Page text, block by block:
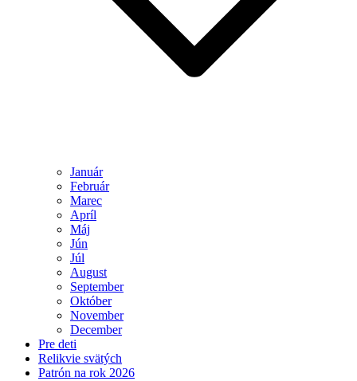
Január
Február
Marec
Apríl
Máj
Jún
Júl
August
September
Október
November
December
Pre deti
Relikvie svätých
Patrón na rok 2026